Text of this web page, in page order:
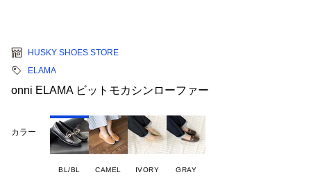
HUSKY SHOES STORE
ELAMA
onni ELAMA ビットモカシンローファー
カラー
BL/BL CAMEL IVORY GRAY